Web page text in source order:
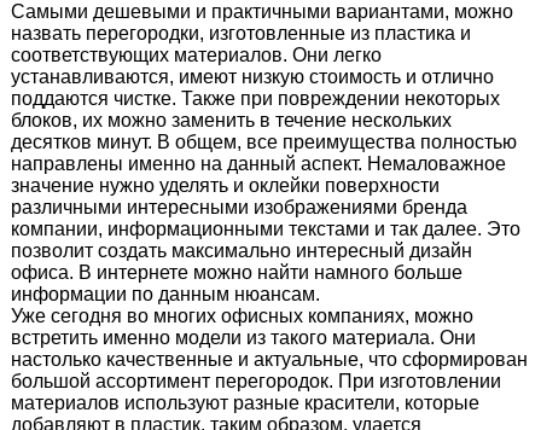
Самыми дешевыми и практичными вариантами, можно
назвать перегородки, изготовленные из пластика и
соответствующих материалов. Они легко
устанавливаются, имеют низкую стоимость и отлично
поддаются чистке. Также при повреждении некоторых
блоков, их можно заменить в течение нескольких
десятков минут. В общем, все преимущества полностью
направлены именно на данный аспект. Немаловажное
значение нужно уделять и оклейки поверхности
различными интересными изображениями бренда
компании, информационными текстами и так далее. Это
позволит создать максимально интересный дизайн
офиса. В интернете можно найти намного больше
информации по данным нюансам.
Уже сегодня во многих офисных компаниях, можно
встретить именно модели из такого материала. Они
настолько качественные и актуальные, что сформирован
большой ассортимент перегородок. При изготовлении
материалов используют разные красители, которые
добавляют в пластик, таким образом, удается